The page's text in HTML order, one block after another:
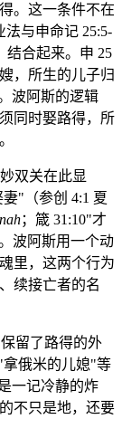
。这一条件不在
与申命记 25:5-
结合起来。申 25
，所生的儿子归
波阿斯的逻辑
同时娶路得，所
双关在此显
"（参创 4:1 夏
；箴 31:10"才
波阿斯用一个动
里，这两个行为
续接亡者的名
留了路得的外
俄米的儿媳"等
一记冷静的炸
不只是地，还要